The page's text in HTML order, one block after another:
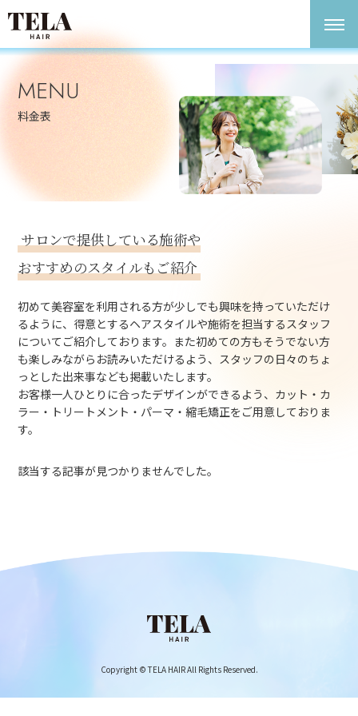
MENU
料金表
サロンで提供している施術や
おすすめのスタイルもご紹介
初めて美容室を利用される方が少しでも興味を持っていただけ
るように、得意とするヘアスタイルや施術を担当するスタッフ
についてご紹介しております。また初めての方もそうでない方
も楽しみながらお読みいただけるよう、スタッフの日々のちょ
っとした出来事なども掲載いたします。
お客様一人ひとりに合ったデザインができるよう、カット・カ
ラー・トリートメント・パーマ・縮毛矯正をご用意しておりま
す。
該当する記事が見つかりませんでした。
Copyright © TELA HAIR All Rights Reserved.